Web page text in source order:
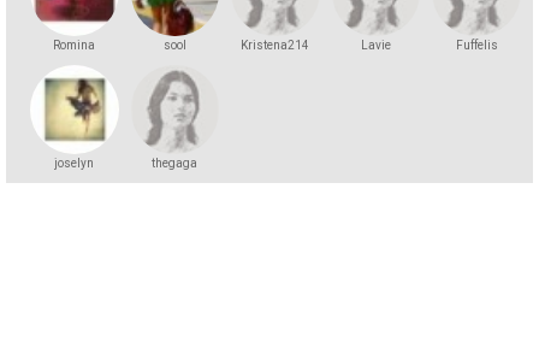
Romina sool Kristena214 Lavie Fuffelis
joselyn thegaga